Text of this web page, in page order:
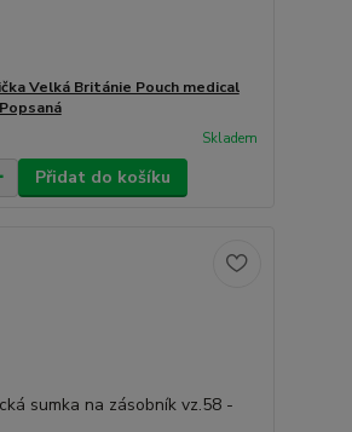
Velká Británie Pouch medical
Skladem
Přidat do košíku